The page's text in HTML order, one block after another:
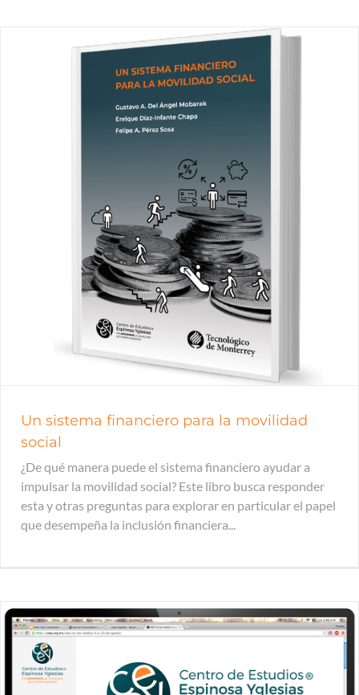
Un sistema financiero para la movilidad
social
¿De qué manera puede el sistema financiero ayudar a
impulsar la movilidad social? Este libro busca responder
esta y otras preguntas para explorar en particular el papel
que desempeña la inclusión financiera...